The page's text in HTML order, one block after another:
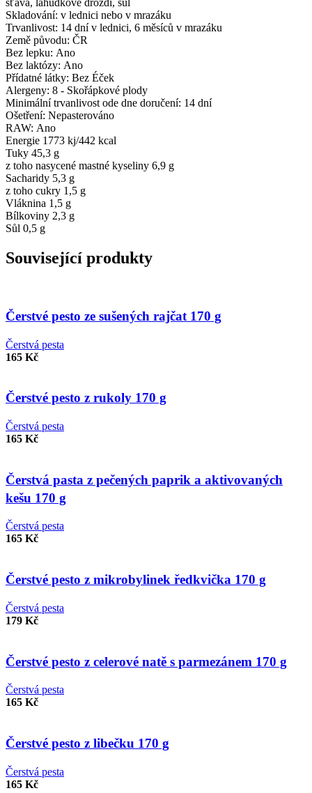
šťáva, lahůdkové droždí, sůl
Skladování: v lednici nebo v mrazáku
Trvanlivost: 14 dní v lednici, 6 měsíců v mrazáku
Země původu: ČR
Bez lepku: Ano
Bez laktózy: Ano
Přídatné látky: Bez Éček
Alergeny: 8 - Skořápkové plody
Minimální trvanlivost ode dne doručení: 14 dní
Ošetření: Nepasterováno
RAW: Ano
Energie 1773 kj/442 kcal
Tuky 45,3 g
z toho nasycené mastné kyseliny 6,9 g
Sacharidy 5,3 g
z toho cukry 1,5 g
Vláknina 1,5 g
Bílkoviny 2,3 g
Sůl 0,5 g
Související produkty
Rychlý náhled
Přidat k oblíbeným
Čerstvé pesto ze sušených rajčat 170 g
Čerstvá pesta
165 Kč
Rychlý náhled
Přidat k oblíbeným
Čerstvé pesto z rukoly 170 g
Čerstvá pesta
165 Kč
Rychlý náhled
Přidat k oblíbeným
Čerstvá pasta z pečených paprik a aktivovaných
kešu 170 g
Čerstvá pesta
165 Kč
Rychlý náhled
Přidat k oblíbeným
Čerstvé pesto z mikrobylinek ředkvička 170 g
Čerstvá pesta
179 Kč
Rychlý náhled
Přidat k oblíbeným
Čerstvé pesto z celerové natě s parmezánem 170 g
Čerstvá pesta
165 Kč
Rychlý náhled
Přidat k oblíbeným
Čerstvé pesto z libečku 170 g
Čerstvá pesta
165 Kč